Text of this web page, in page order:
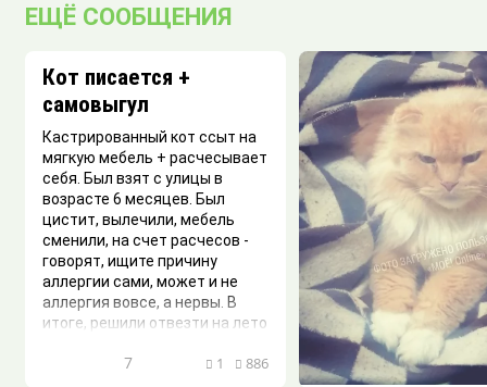
ЕЩЁ СООБЩЕНИЯ
Кот писается +
самовыгул
Кастрированный кот ссыт на
мягкую мебель + расчесывает
себя. Был взят с улицы в
возрасте 6 месяцев. Был
цистит, вылечили, мебель
сменили, на счет расчесов -
говорят, ищите причину
аллергии сами, может и не
аллергия вовсе, а нервы. В
итоге, решили отвезти на лето
7 1 886